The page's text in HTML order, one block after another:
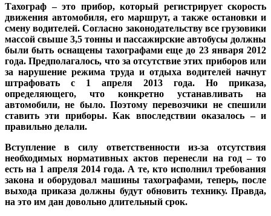
Тахограф – это прибор, который регистрирует скорость
движения автомобиля, его маршрут, а также остановки и
смену водителей. Согласно законодательству все грузовики
массой свыше 3,5 тонны и пассажирские автобусы должны
были быть оснащены тахографами еще до 23 января 2012
года. Предполагалось, что за отсутствие этих приборов или
за нарушение режима труда и отдыха водителей начнут
штрафовать с 1 апреля 2013 года. Но приказа,
определяющего, что конкретно устанавливать на
автомобили, не было. Поэтому перевозчики не спешили
ставить эти приборы. Как впоследствии оказалось – и
правильно делали.
Вступление в силу ответственности из-за отсутствия
необходимых нормативных актов перенесли на год – то
есть на 1 апреля 2014 года. А те, кто исполнил требования
закона и оборудовал машины тахографами, теперь, после
выхода приказа должны будут обновить технику. Правда,
на это им дан довольно длительный срок.